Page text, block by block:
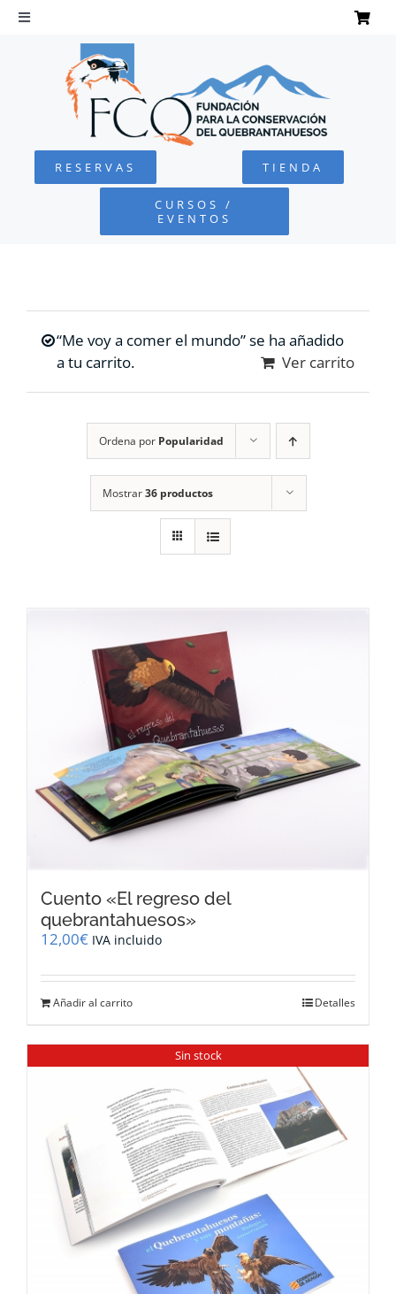
Saltar
Toggle
Navigation
QUEBRANTAHUESOS
FUNDACIÓN
RESERVAS TIENDA
CURSOS /
EVENTOS
“Me voy a comer el mundo” se ha añadido
a tu carrito.
Ver carrito
Ordena por Popularidad
Mostrar36 productos
Cuento «El regreso del
quebrantahuesos»
12,00€ IVA incluido
Añadir al carrito Detalles
Sin stock